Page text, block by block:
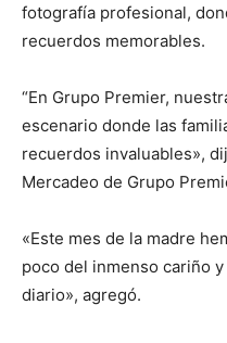
fotografía profesional,
recuerdos memorables.
“En Grupo Premier,
escenario donde las
recuerdos invaluables»,
Mercadeo de Grupo
«Este mes de la madre
poco del inmenso cariño
diario», agregó.